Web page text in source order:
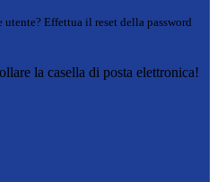
Effettua il reset della password
la casella di posta elettronica!